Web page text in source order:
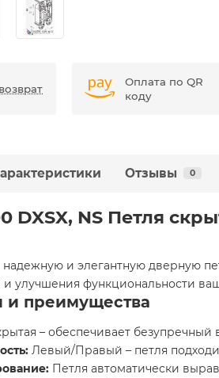
Оплата по QR
коду
Отзывы 0
DXSX, NS Петля
и элегантную дверную
улучшения функциональности
и преимущества
– обеспечивает
Левый/Правый – петля
Петля автоматически